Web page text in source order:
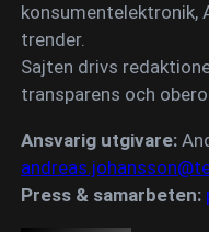
konsumentelektronik,
trender.
Sajten drivs
transparens och
Ansvarig utgivare:
Press & samarbeten: